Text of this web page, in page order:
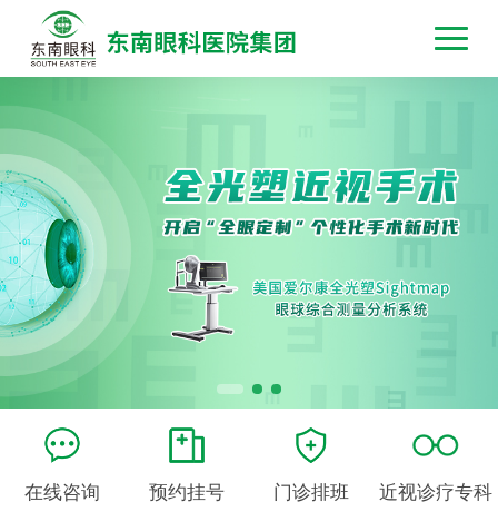
在线咨询 预约挂号 门诊排班 近视诊疗专科